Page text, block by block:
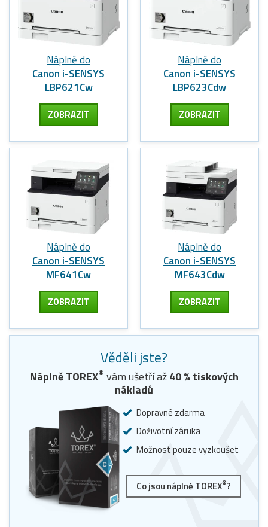
Náplně do
Canon i-SENSYS
LBP621Cw
ZOBRAZIT
Náplně do
Canon i-SENSYS
LBP623Cdw
ZOBRAZIT
Náplně do
Canon i-SENSYS
MF641Cw
ZOBRAZIT
Náplně do
Canon i-SENSYS
MF643Cdw
ZOBRAZIT
Věděli jste?
Náplně TOREX® vám ušetří až40% tiskových
nákladů
Dopravné zdarma
Doživotní záruka
Možnost pouze vyzkoušet
Co jsou náplně TOREX®?